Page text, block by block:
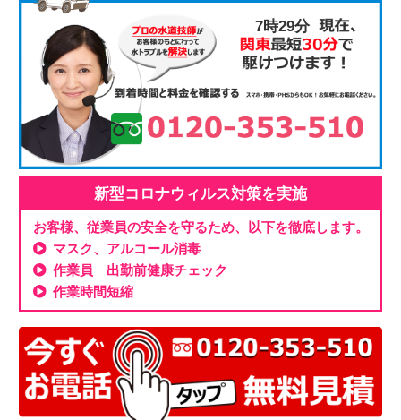
7時29分
新型コロナウィルス対策を実施
お客様、従業員の安全を守るため、以下を徹底します。
マスク、アルコール消毒
作業員 出勤前健康チェック
作業時間短縮